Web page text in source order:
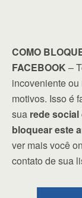
COMO
FACEBOOK–
incoveniente
motivos. Isso é
sua rede
bloquear este
ver mais você
contato de sua